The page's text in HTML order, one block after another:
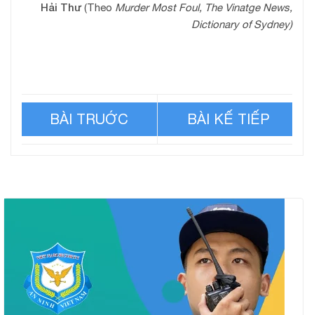
Hải Thư(Theo Murder Most Foul, The Vinatge News,
Dictionary of Sydney)